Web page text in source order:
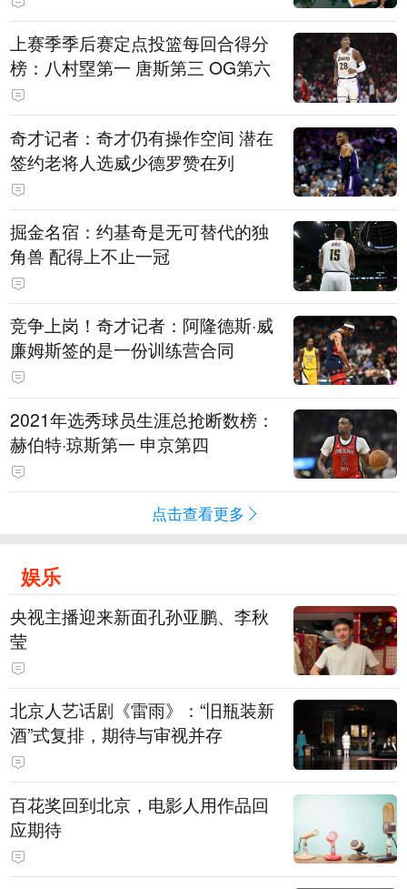
上赛季季后赛定点投篮每回合得分
榜：八村塁第一 唐斯第三 OG第六
奇才记者：奇才仍有操作空间 潜在
签约老将人选威少德罗赞在列
掘金名宿：约基奇是无可替代的独
角兽 配得上不止一冠
竞争上岗！奇才记者：阿隆德斯·威
廉姆斯签的是一份训练营合同
2021年选秀球员生涯总抢断数榜：
赫伯特·琼斯第一 申京第四
点击查看更多
娱乐
央视主播迎来新面孔孙亚鹏、李秋
莹
北京人艺话剧《雷雨》：“旧瓶装新
酒”式复排，期待与审视并存
百花奖回到北京，电影人用作品回
应期待